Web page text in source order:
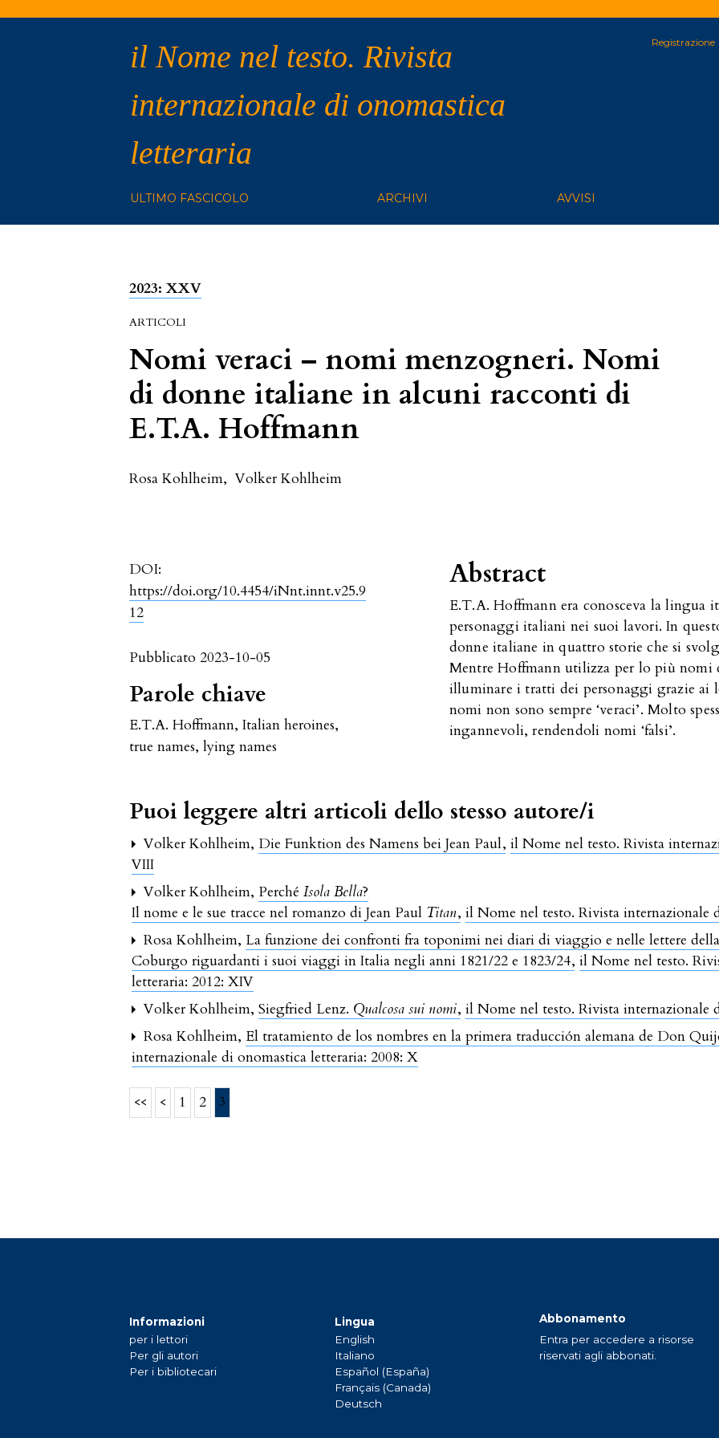
il Nome nel testo. Rivista
internazionale di onomastica
letteraria
Registrazione
ULTIMO FASCICOLO ARCHIVI AVVISI
2023: XXV
ARTICOLI
Nomi veraci – nomi menzogneri. Nomi
di donne italiane in alcuni racconti di
E.T.A. Hoffmann
Rosa Kohlheim, Volker Kohlheim
DOI:
https://doi.org/10.4454/iNnt.innt.v25.9
12
Pubblicato 2023-10-05
Parole chiave
E.T.A. Hoffmann, Italian heroines,
true names, lying names
Abstract
E.T.A. Hoffmann era conosceva la lingua
personaggi italiani nei suoi lavori. In
donne italiane in quattro storie che si
Mentre Hoffmann utilizza per lo più nomi
illuminare i tratti dei personaggi grazie ai
nomi non sono sempre ‘veraci’. Molto
ingannevoli, rendendoli nomi ‘falsi’.
Puoi leggere altri articoli dello stesso autore/i
Volker Kohlheim, Die Funktion des Namens bei Jean Paul,il Nome nel testo. Rivista
VIII
Volker Kohlheim, PerchéIsola Bella?
Il nome e le sue tracce nel romanzo di Jean Paul Titan,il Nome nel testo. Rivista internazionale
Rosa Kohlheim,La funzione dei confronti fra toponimi nei diari di viaggio e nelle lettere della
Coburgo riguardanti i suoi viaggi in Italia negli anni 1821/22 e 1823/24,il Nome nel testo.
letteraria: 2012: XIV
Volker Kohlheim,Siegfried Lenz. Qualcosa sui nomi,il Nome nel testo. Rivista internazionale
Rosa Kohlheim,El tratamiento de los nombres en la primera traducción alemana de Don
internazionale di onomastica letteraria: 2008: X
<< < 1 2 3
Informazioni
per i lettori
Per gli autori
Per i bibliotecari
Lingua
English
Italiano
Español (España)
Français (Canada)
Deutsch
Abbonamento
Entra per accedere a risorse
riservati agli abbonati.